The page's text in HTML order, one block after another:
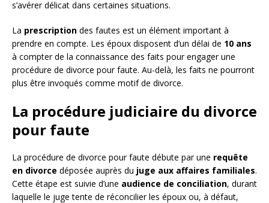
s’avérer délicat dans certaines situations.
La prescription des fautes est un élément important à
prendre en compte. Les époux disposent d’un délai de 10 ans
à compter de la connaissance des faits pour engager une
procédure de divorce pour faute. Au-delà, les faits ne pourront
plus être invoqués comme motif de divorce.
La procédure judiciaire du divorce
pour faute
La procédure de divorce pour faute débute par une requête
en divorce déposée auprès du juge aux affaires familiales.
Cette étape est suivie d’une audience de conciliation, durant
laquelle le juge tente de réconcilier les époux ou, à défaut,